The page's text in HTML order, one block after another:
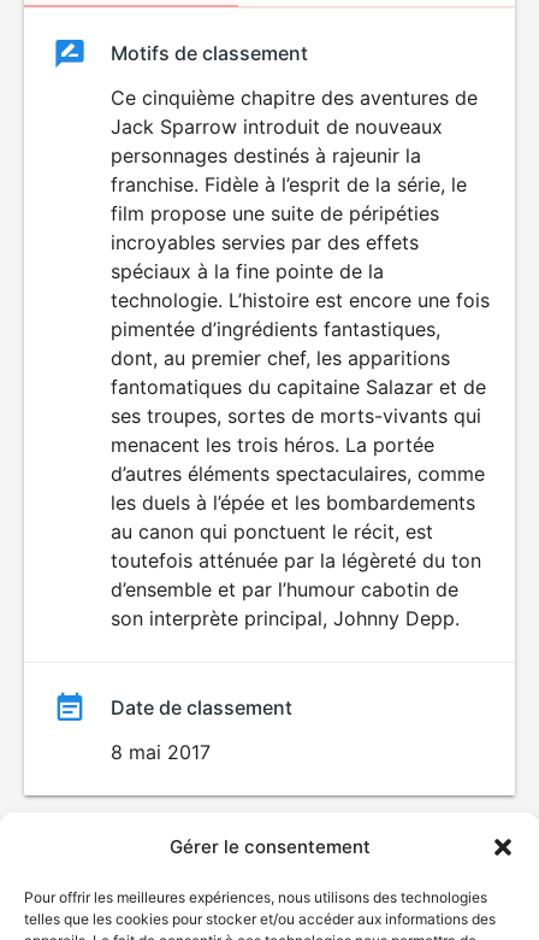
Gérer le consentement
Pour offrir les meilleures expériences, nous utilisons des technologies
telles que les cookies pour stocker et/ou accéder aux informations des
ClassementClassement
DÉCONSEILLÉ
AUX JEUNES
ENFANTS
Motifs de classement
Ce cinquième chapitre des aventures de
Jack Sparrow introduit de nouveaux
personnages destinés à rajeunir la
franchise. Fidèle à l’esprit de la série, le
film propose une suite de péripéties
incroyables servies par des effets
spéciaux à la fine pointe de la
technologie. L’histoire est encore une fois
pimentée d’ingrédients fantastiques,
dont, au premier chef, les apparitions
fantomatiques du capitaine Salazar et de
ses troupes, sortes de morts-vivants qui
menacent les trois héros. La portée
d’autres éléments spectaculaires, comme
les duels à l’épée et les bombardements
au canon qui ponctuent le récit, est
toutefois atténuée par la légèreté du ton
d’ensemble et par l’humour cabotin de
son interprète principal, Johnny Depp.
Date de classement
8 mai 2017